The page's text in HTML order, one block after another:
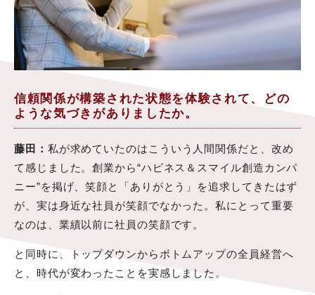
信頼関係が構築された状態を体験されて、どの
ような気づきがありましたか。
藤田： 私が求めていたのはこういう人間関係だと、改め
て感じました。創業から“ハピネス＆スマイル創造カンパ
ニー”を掲げ、笑顔と「ありがとう」を追求してきたはず
が、実は身近な社員が笑顔でなかった。私にとって重要
なのは、業績以前に社員の笑顔です。
と同時に、トップダウンからボトムアップの全員経営へ
と、時代が変わったことを実感しました。